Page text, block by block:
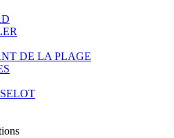
DE LA PLAGE